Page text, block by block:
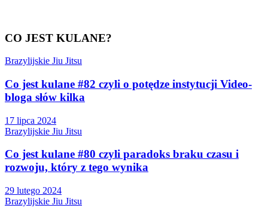
CO JEST KULANE?
Brazylijskie Jiu Jitsu
Co jest kulane #82 czyli o potędze instytucji Video-
bloga słów kilka
17 lipca 2024
Brazylijskie Jiu Jitsu
Co jest kulane #80 czyli paradoks braku czasu i
rozwoju, który z tego wynika
29 lutego 2024
Brazylijskie Jiu Jitsu